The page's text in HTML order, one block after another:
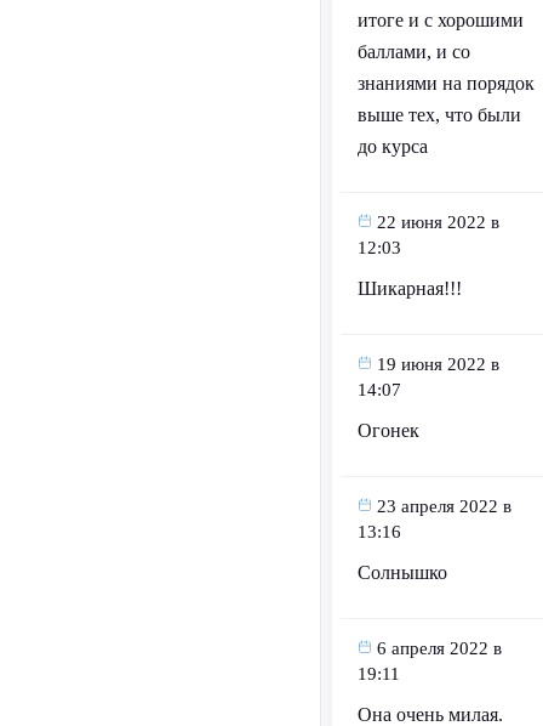
итоге и с хорошими
баллами, и со
знаниями на порядок
выше тех, что были
до курса
22 июня 2022 в
12:03
Шикарная!!!
19 июня 2022 в
14:07
Огонек
23 апреля 2022 в
13:16
Солнышко
6 апреля 2022 в
19:11
Она очень милая.